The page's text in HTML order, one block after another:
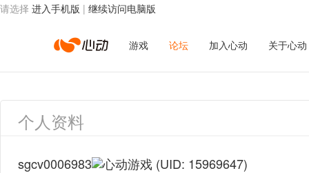
请选择 进入手机版 | 继续访问电脑版
心
动
游戏 论坛 加入心动 关于心动
个人资料
sgcv0006983 (UID: 15969647)